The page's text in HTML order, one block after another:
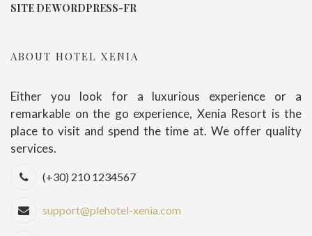
SITE DE WORDPRESS-FR
ABOUT HOTEL XENIA
Either you look for a luxurious experience or a
remarkable on the go experience, Xenia Resort is the
place to visit and spend the time at. We offer quality
services.
(+30) 210 1234567
support@plehotel-xenia.com